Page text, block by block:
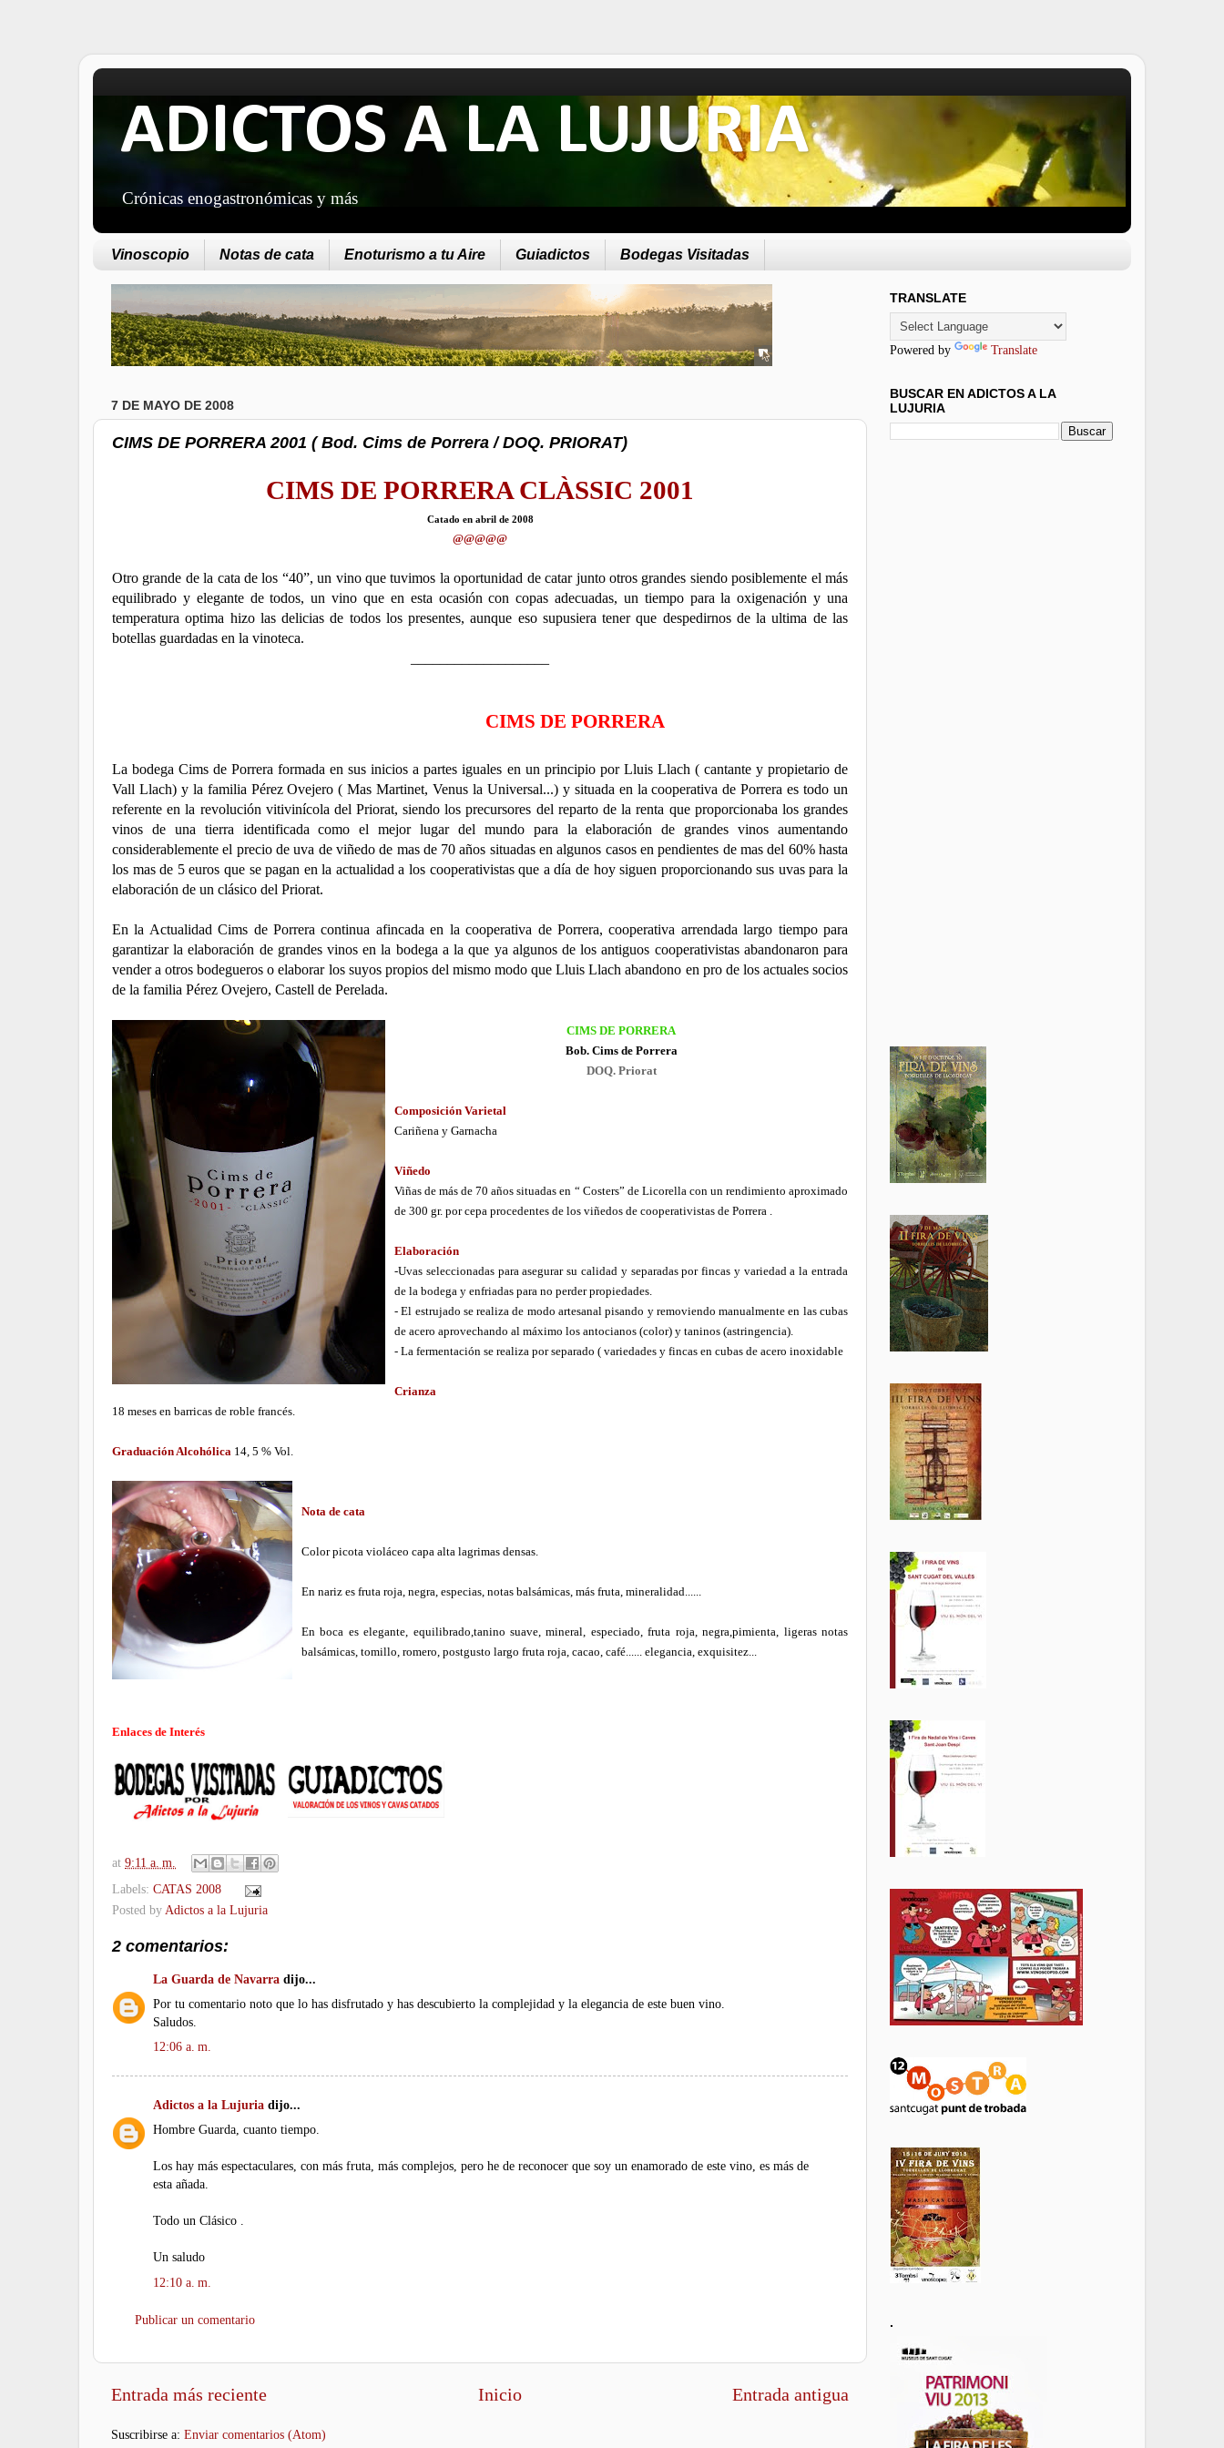
ADICTOS A LA LUJURIA
Crónicas enogastronómicas y más
Vinoscopio Notas de cata Enoturismo a tu Aire Guiadictos Bodegas Visitadas
7 DE MAYO DE 2008
CIMS DE PORRERA 2001 ( Bod. Cims de Porrera / DOQ. PRIORAT)
CIMS DE PORRERA CLÀSSIC 2001
Catado en abril de 2008
@@@@@
Otro grande de la cata de los “40”, un vino que tuvimos la oportunidad de catar junto otros grandes siendo posiblemente el más
equilibrado y elegante de todos, un vino que en esta ocasión con copas adecuadas, un tiempo para la oxigenación y una
temperatura optima hizo las delicias de todos los presentes, aunque eso supusiera tener que despedirnos de la ultima de las
botellas guardadas en la vinoteca.
CIMS DE PORRERA
La bodega Cims de Porrera formada en sus inicios a partes iguales en un principio por Lluis Llach ( cantante y propietario de
Vall Llach) y la familia Pérez Ovejero ( Mas Martinet, Venus la Universal...) y situada en la cooperativa de Porrera es todo un
referente en la revolución vitivinícola del Priorat, siendo los precursores del reparto de la renta que proporcionaba los grandes
vinos de una tierra identificada como el mejor lugar del mundo para la elaboración de grandes vinos aumentando
considerablemente el precio de uva de viñedo de mas de 70 años situadas en algunos casos en pendientes de mas del 60% hasta
los mas de 5 euros que se pagan en la actualidad a los cooperativistas que a día de hoy siguen proporcionando sus uvas para la
elaboración de un clásico del Priorat.
En la Actualidad Cims de Porrera continua afincada en la cooperativa de Porrera, cooperativa arrendada largo tiempo para
garantizar la elaboración de grandes vinos en la bodega a la que ya algunos de los antiguos cooperativistas abandonaron para
vender a otros bodegueros o elaborar los suyos propios del mismo modo que Lluis Llach abandono en pro de los actuales socios
de la familia Pérez Ovejero, Castell de Perelada.
CIMS DE PORRERA
Bob. Cims de Porrera
DOQ. Priorat
Composición Varietal
Cariñena y Garnacha
Viñedo
Viñas de más de 70 años situadas en “ Costers” de Licorella con un rendimiento aproximado
de 300 gr. por cepa procedentes de los viñedos de cooperativistas de Porrera .
Elaboración
-Uvas seleccionadas para asegurar su calidad y separadas por fincas y variedad a la entrada
de la bodega y enfriadas para no perder propiedades.
- El estrujado se realiza de modo artesanal pisando y removiendo manualmente en las cubas
de acero aprovechando al máximo los antocianos (color) y taninos (astringencia).
- La fermentación se realiza por separado ( variedades y fincas en cubas de acero inoxidable
Crianza
18 meses en barricas de roble francés.
Graduación Alcohólica 14, 5 % Vol.
Nota de cata
Color picota violáceo capa alta lagrimas densas.
En nariz es fruta roja, negra, especias, notas balsámicas, más fruta, mineralidad......
En boca es elegante, equilibrado,tanino suave, mineral, especiado, fruta roja, negra,pimienta, ligeras notas
balsámicas, tomillo, romero, postgusto largo fruta roja, cacao, café...... elegancia, exquisitez...
Enlaces de Interés
at 9:11 a. m.
Labels: CATAS 2008
Posted byAdictos a la Lujuria
2 comentarios:
La Guarda de Navarra dijo...
Por tu comentario noto que lo has disfrutado y has descubierto la complejidad y la elegancia de este buen vino.
Saludos.
12:06 a. m.
Adictos a la Lujuria dijo...
Hombre Guarda, cuanto tiempo.
Los hay más espectaculares, con más fruta, más complejos, pero he de reconocer que soy un enamorado de este vino, es más de
esta añada.
Todo un Clásico .
Un saludo
12:10 a. m.
Publicar un comentario
Entrada más reciente Entrada antigua
Inicio
Suscribirse a: Enviar comentarios (Atom)
TRANSLATE
Powered by Translate
BUSCAR EN ADICTOS A LA
LUJURIA
.